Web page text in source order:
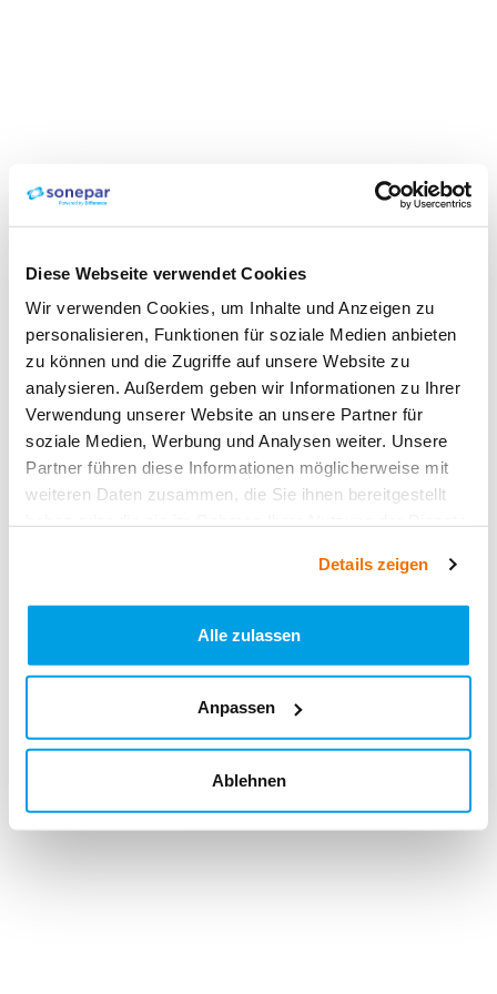
Diese Webseite verwendet Cookies
Wir verwenden Cookies, um Inhalte und Anzeigen zu
personalisieren, Funktionen für soziale Medien anbieten
zu können und die Zugriffe auf unsere Website zu
analysieren. Außerdem geben wir Informationen zu Ihrer
Verwendung unserer Website an unsere Partner für
soziale Medien, Werbung und Analysen weiter. Unsere
Partner führen diese Informationen möglicherweise mit
weiteren Daten zusammen, die Sie ihnen bereitgestellt
Details zeigen
Alle zulassen
Anpassen
Ablehnen